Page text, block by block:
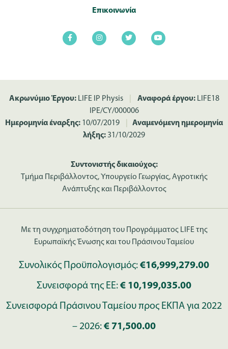
Επικοινωνία
Ακρωνύμιο Έργου:LIFE IP Physis Αναφορά έργου:LIFE18
IPE/CY/000006
Ημερομηνία έναρξης: 10/07/2019
Αναμενόμενη ημερομηνία
λήξης: 31/10/2029
Συντονιστής δικαιούχος:
Τμήμα Περιβάλλοντος, Υπουργείο Γεωργίας, Αγροτικής
Ανάπτυξης και Περιβάλλοντος
Με τη συγχρηματοδότηση του Προγράμματος LIFE της
Ευρωπαϊκής Ένωσης και του Πράσινου Ταμείου
Συνολικός Προϋπολογισμός: €16,999,279.00
Συνεισφορά της ΕΕ: € 10,199,035.00
Συνεισφορά Πράσινου Ταμείου προς ΕΚΠΑ για 2022
– 2026: € 71,500.00